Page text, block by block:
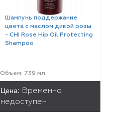
Шампунь поддержание
цвета с маслом дикой розы
- CHI Rose Hip Oil Protecting
Shampoo
Объем: 739 мл.
Цена: Временно
недоступен